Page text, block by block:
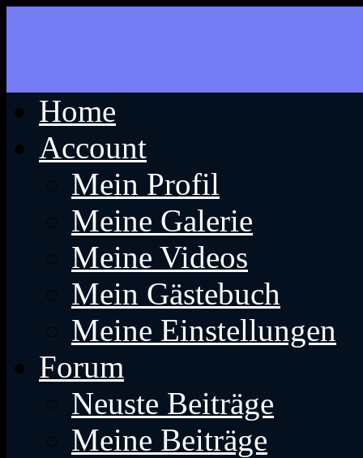
Home
Account
Mein Profil
Meine Galerie
Meine Videos
Mein Gästebuch
Meine Einstellungen
Forum
Neuste Beiträge
Meine Beiträge